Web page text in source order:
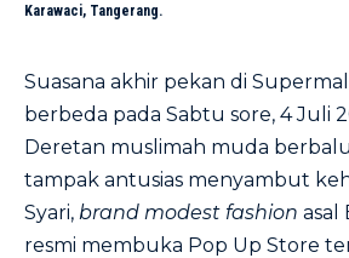
Karawaci, Tangerang.
Suasana akhir pekan di
berbeda pada Sabtu sore, 4 Juli
Deretan muslimah muda
tampak antusias menyambut
Syari, brand modest fashion asal
resmi membuka Pop Up Store